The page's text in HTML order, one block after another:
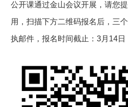
公开课通过金山会议开展，请您
用，扫描下方二维码报名后，三
执邮件，报名时间截止：3月14日